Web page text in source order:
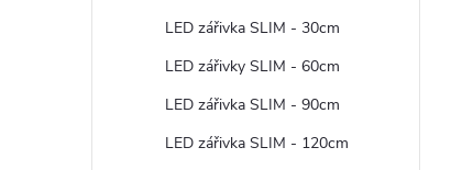
LED zářivka SLIM - 30cm
LED zářivky SLIM - 60cm
LED zářivka SLIM - 90cm
LED zářivka SLIM - 120cm